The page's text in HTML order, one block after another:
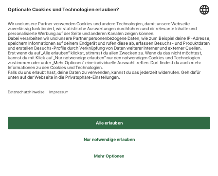
Datenschutzhinweise
Impressum
Privatsphäre-Einstellungen
© 2026 REWE Group - All rights reserved